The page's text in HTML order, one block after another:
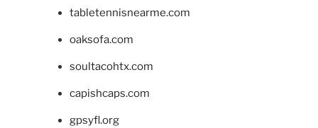
tabletennisnearme.com
oaksofa.com
soultacohtx.com
capishcaps.com
gpsyfl.org